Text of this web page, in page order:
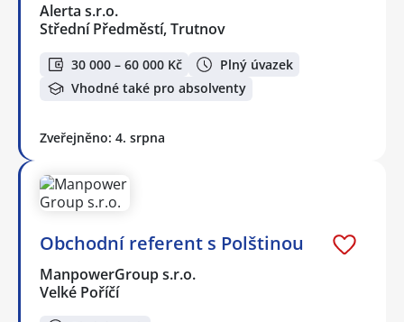
Alerta s.r.o.
Střední Předměstí, Trutnov
30 000 – 60 000 Kč
Plný úvazek
Vhodné také pro absolventy
Zveřejněno: 4. srpna
Obchodní referent s Polštinou
ManpowerGroup s.r.o.
Velké Poříčí